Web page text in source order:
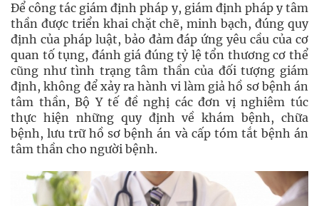
Để công tác giám định pháp y, giám định pháp y tâm
thần được triển khai chặt chẽ, minh bạch, đúng quy
định của pháp luật, bảo đảm đáp ứng yêu cầu của cơ
quan tố tụng, đánh giá đúng tỷ lệ tổn thương cơ thể
cũng như tình trạng tâm thần của đối tượng giám
định, không để xảy ra hành vi làm giả hồ sơ bệnh án
tâm thần, Bộ Y tế đề nghị các đơn vị nghiêm túc
thực hiện những quy định về khám bệnh, chữa
bệnh, lưu trữ hồ sơ bệnh án và cấp tóm tắt bệnh án
tâm thần cho người bệnh.